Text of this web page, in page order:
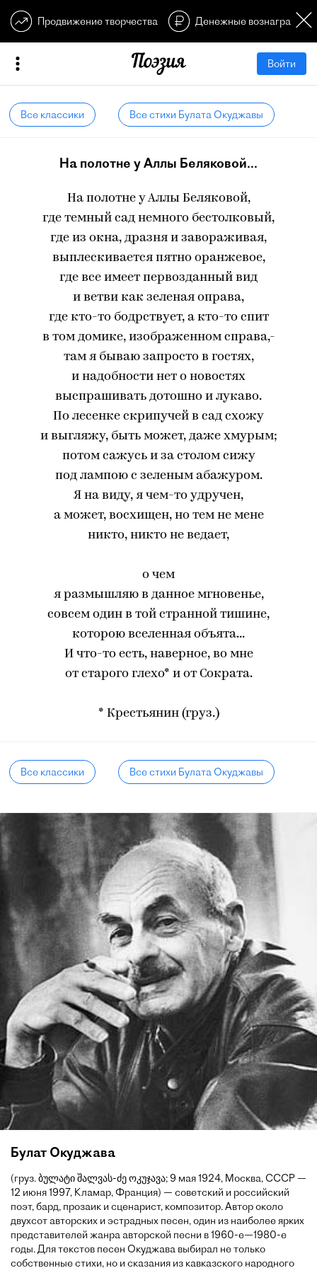
Продвижение творчества Денежные
Войти
Все классики Все стихи Булата Окуджавы
На полотне у Аллы Беляковой...
На полотне у Аллы Беляковой,
где темный сад немного бестолковый,
где из окна, дразня и завораживая,
выплескивается пятно оранжевое,
где все имеет первозданный вид
и ветви как зеленая оправа,
где кто-то бодрствует, а кто-то спит
в том домике, изображенном справа,-
там я бываю запросто в гостях,
и надобности нет о новостях
выспрашивать дотошно и лукаво.
По лесенке скрипучей в сад схожу
и выгляжу, быть может, даже хмурым;
потом сажусь и за столом сижу
под лампою с зеленым абажуром.
Я на виду, я чем-то удручен,
а может, восхищен, но тем не мене
никто, никто не ведает,
о чем
я размышляю в данное мгновенье,
совсем один в той странной тишине,
которою вселенная объята...
И что-то есть, наверное, во мне
от старого глехо* и от Сократа.
* Крестьянин (груз.)
Все классики Все стихи Булата Окуджавы
Булат Окуджава
(груз. ბულატი შალვას-ძე ოკუჯავა; 9 мая 1924, Москва, СССР —
12 июня 1997, Кламар, Франция) — советский и российский
поэт, бард, прозаик и сценарист, композитор. Автор около
двухсот авторских и эстрадных песен, один из наиболее ярких
представителей жанра авторской песни в 1960-е—1980-е
годы. Для текстов песен Окуджава выбирал не только
собственные стихи, но и сказания из кавказского народного